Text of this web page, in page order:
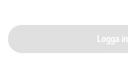
Logga in